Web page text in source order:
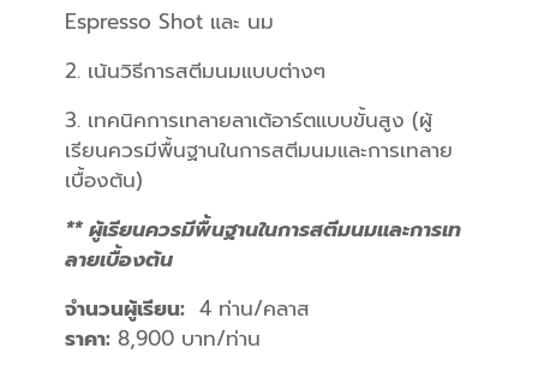
Espresso Shot และ นม
2. เน้นวิธีการสตีมนมแบบต่างๆ
3. เทคนิคการเทลายลาเต้อาร์ตแบบขั้นสูง (ผู้
เรียนควรมีพื้นฐานในการสตีมนมและการเทลาย
เบื้องต้น)
** ผู้เรียนควรมีพื้นฐานในการสตีมนมและการเท
ลายเบื้องต้น
จำนวนผู้เรียน: 4 ท่าน/คลาส
ราคา: 8,900 บาท/ท่าน